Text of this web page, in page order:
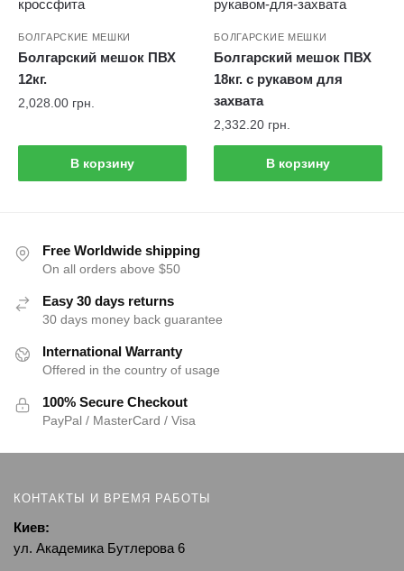
БОЛГАРСКИЕ МЕШКИ
Болгарский мешок ПВХ
12кг.
2,028.00 грн.
В корзину
БОЛГАРСКИЕ МЕШКИ
Болгарский мешок ПВХ
18кг. с рукавом для
захвата
2,332.20 грн.
В корзину
Free Worldwide shipping
On all orders above $50
Easy 30 days returns
30 days money back guarantee
International Warranty
Offered in the country of usage
100% Secure Checkout
PayPal / MasterCard / Visa
КОНТАКТЫ И ВРЕМЯ РАБОТЫ
Киев:
ул. Академика Бутлерова 6